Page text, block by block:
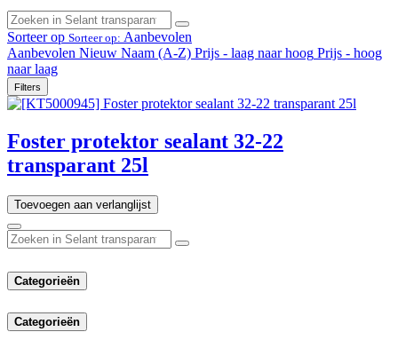
Sorteer op Sorteer op: Aanbevolen
Aanbevolen Nieuw Naam (A-Z) Prijs - laag naar hoog Prijs - hoog
naar laag
Filters
Foster protektor sealant 32-22
transparant 25l
Toevoegen aan verlanglijst
Categorieën
Categorieën